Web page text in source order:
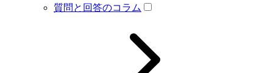
質問と回答のコラム